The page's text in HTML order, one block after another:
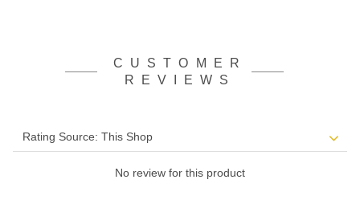
CUSTOMER
REVIEWS
No review for this product